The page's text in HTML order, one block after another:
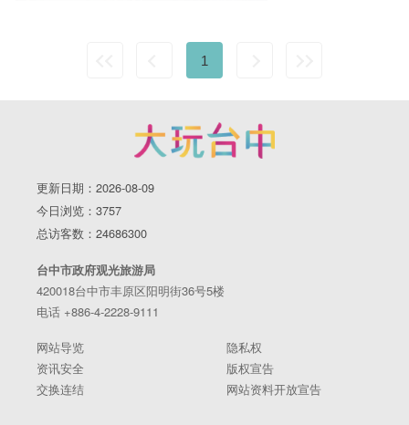
1
更新日期：2026-08-09
今日浏览：3757
总访客数：24686300
台中市政府观光旅游局
420018台中市丰原区阳明街36号5楼
电话 +886-4-2228-9111
网站导览
隐私权
资讯安全
版权宣告
交换连结
网站资料开放宣告